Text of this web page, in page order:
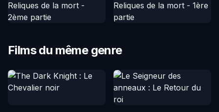
Films du même genre